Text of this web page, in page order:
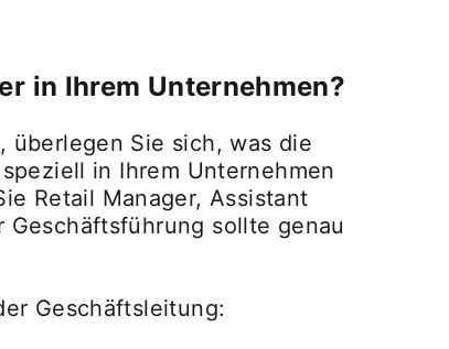
in Ihrem Unternehmen?
überlegen Sie sich, was die
in Ihrem Unternehmen
Retail Manager, Assistant
sollte genau
Geschäftsleitung: